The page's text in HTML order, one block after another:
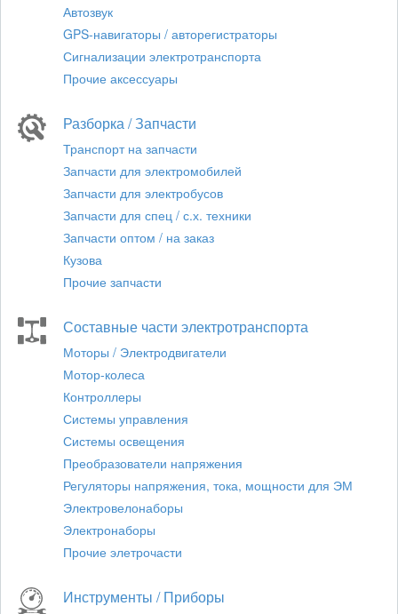
Автозвук
GPS-навигаторы / авторегистраторы
Сигнализации электротранспорта
Прочие аксессуары
Разборка / Запчасти
Транспорт на запчасти
Запчасти для электромобилей
Запчасти для электробусов
Запчасти для спец / с.х. техники
Запчасти оптом / на заказ
Кузова
Прочие запчасти
Составные части электротранспорта
Моторы / Электродвигатели
Мотор-колеса
Контроллеры
Системы управления
Системы освещения
Преобразователи напряжения
Регуляторы напряжения, тока, мощности для ЭМ
Электровелонаборы
Электронаборы
Прочие элетрочасти
Инструменты / Приборы